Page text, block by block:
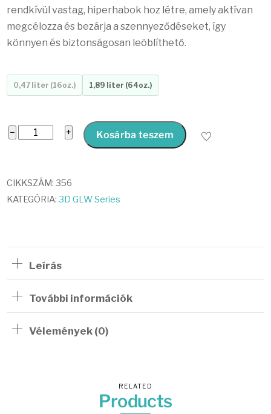
rendkívül vastag, hiperhabok hoz létre, amely aktívan
megcélozza és bezárja a szennyeződéseket, így
könnyen és biztonságosan leöblíthető.
0,47 liter (16oz.) 1,89 liter (64oz.)
−
GLW
Wash
mennyiség
+ Kosárba teszem
CIKKSZÁM:356
KATEGÓRIA:3D GLW Series
Leírás
További információk
Vélemények (0)
RELATED
Products